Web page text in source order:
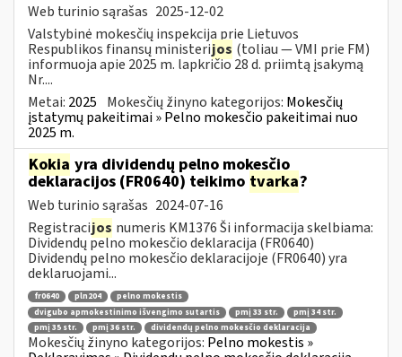
Web turinio sąrašas 2025-12-02
Valstybinė mokesčių inspekcija prie Lietuvos
Respublikos finansų ministerijos (toliau — VMI prie FM)
informuoja apie 2025 m. lapkričio 28 d. priimtą įsakymą
Nr....
Metai: 2025 Mokesčių žinyno kategorijos: Mokesčių
įstatymų pakeitimai » Pelno mokesčio pakeitimai nuo
2025 m.
Kokia yra dividendų pelno mokesčio
deklaracijos (FR0640) teikimo tvarka?
Web turinio sąrašas 2024-07-16
Registracijos numeris KM1376 Ši informacija skelbiama:
Dividendų pelno mokesčio deklaracija (FR0640)
Dividendų pelno mokesčio deklaracijoje (FR0640) yra
deklaruojami...
fr0640 pln204
pelno mokestis
dvigubo apmokestinimo išvengimo sutartis
pmį 33 str.
pmį 34 str.
pmį 35 str.
pmį 36 str. dividendų pelno mokesčio deklaracija
Mokesčių žinyno kategorijos: Pelno mokestis »